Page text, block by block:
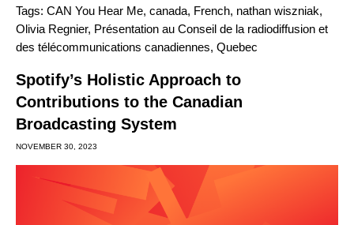
Tags: CAN You Hear Me, canada, French, nathan wiszniak,
Olivia Regnier, Présentation au Conseil de la radiodiffusion et
des télécommunications canadiennes, Quebec
Spotify’s Holistic Approach to
Contributions to the Canadian
Broadcasting System
NOVEMBER 30, 2023